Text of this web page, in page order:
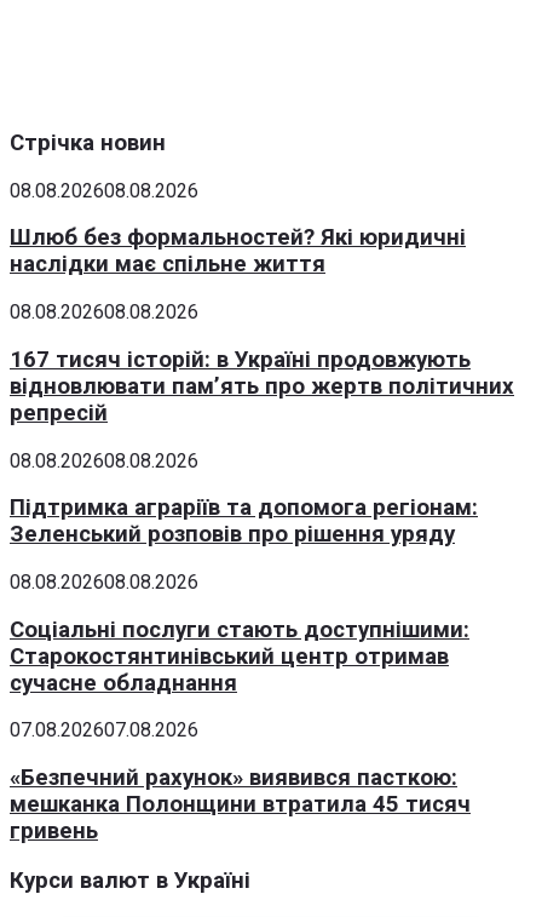
Стрічка новин
08.08.202608.08.2026
Шлюб без формальностей? Які юридичні
наслідки має спільне життя
08.08.202608.08.2026
167 тисяч історій: в Україні продовжують
відновлювати пам’ять про жертв політичних
репресій
08.08.202608.08.2026
Підтримка аграріїв та допомога регіонам:
Зеленський розповів про рішення уряду
08.08.202608.08.2026
Соціальні послуги стають доступнішими:
Старокостянтинівський центр отримав
сучасне обладнання
07.08.202607.08.2026
«Безпечний рахунок» виявився пасткою:
мешканка Полонщини втратила 45 тисяч
гривень
Курси валют в Україні